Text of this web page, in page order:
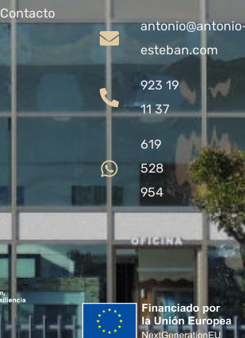
Contacto
esteban.com
923 19
11 37
619
528
954